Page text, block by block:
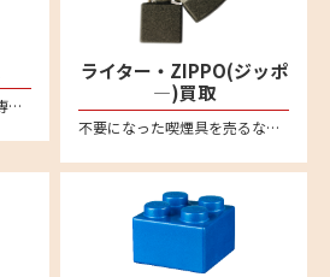
ユニフォーム買取なら買取専門店のリムーブ！野球、サッカー、バスケなど各種ユニフォームを買取強化中！日本全国どこからでも送料無料宅配買取＆無料宅配キットなのでカンタン安心にお売りいただけます
ライター・ZIPPO(ジッポ
―)買取
不要になった喫煙具を売るならリムーブへ。絶賛買取中。全国対応・送料無料の宅配査定はこちら。新品未使用品から中古品までしっかり買取査定。zippo(ジッポー）のオイルライターや有名ブランドのガスライターなど、喫煙グッズを売るなら宅配買取がカンタン便利です。